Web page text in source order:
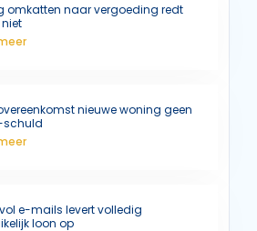
omkatten naar vergoeding redt
nieuwe woning geen
schuld
e-mails levert volledig
loon op